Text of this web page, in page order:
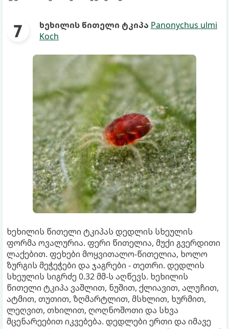
ხეხილის წითელი ტკიპა Panonychus ulmi
Koch
ხეხილის წითელი ტკიპას დედლის სხეულის
ფორმა ოვალურია. ფერი წითელია, მუქი გვერდითი
ლაქებით. ფეხები მოყვითალო-წითელია, ხოლო
ზურგის მეჭეჭები და ჯაგრები - თეთრი. დედლის
სხეულის სიგრძე 0.32 მმ-ს აღწევს. ხეხილის
წითელი ტკიპა ვაშლით, ნუშით, ქლიავით, ალუჩით,
ატმით, თუთით, ზღმარტლით, მსხლით, ხურმით,
ლეღვით, თხილით, ღოღნოშოთი და სხვა
მცენარეებით იკვებება. დედლები ერთი და იმავე